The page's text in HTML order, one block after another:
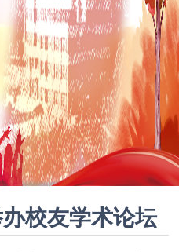
校友学术论坛